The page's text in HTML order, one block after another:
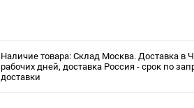
Наличие товара: Склад Москва. Доставка в
рабочих дней, доставка Россия - срок по
доставки